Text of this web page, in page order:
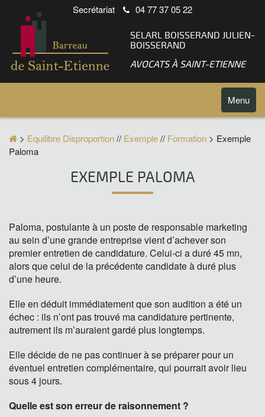
Secrétariat 04 77 37 05 22
SELARL BOISSERAND JULIEN-
BOISSERAND
AVOCATS À SAINT-ETIENNE
Toggle
Menu
> Equilibre Disproportion// Exemple// Formation > Exemple
Paloma
EXEMPLE PALOMA
Paloma, postulante à un poste de responsable marketing
au sein d’une grande entreprise vient d’achever son
premier entretien de candidature. Celui-ci a duré 45 mn,
alors que celui de la précédente candidate à duré plus
d’une heure.
Elle en déduit immédiatement que son audition a été un
échec : ils n’ont pas trouvé ma candidature pertinente,
autrement ils m’auraient gardé plus longtemps.
Elle décide de ne pas continuer à se préparer pour un
éventuel entretien complémentaire, qui pourrait avoir lieu
sous 4 jours.
Quelle est son erreur de raisonnement ?